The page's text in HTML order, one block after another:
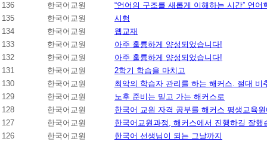
136
한국어교원
“언어의 구조를 새롭게 이해하는 시간” 언
135
한국어교원
시험
134
한국어교원
웹교재
133
한국어교원
아주 훌륭하게 양성되었습니다!
132
한국어교원
아주 훌륭하게 양성되었습니다!
131
한국어교원
2학기 학습을 마치고
130
한국어교원
최악의 학습자 관리를 하는 해커스. 절대 비
129
한국어교원
노후 준비는 믿고 가는 해커스로
128
한국어교원
한국어 교원 자격 공부를 해커스 평생교육
127
한국어교원
한국어교원과정, 해커스에서 진행하길 잘했
126
한국어교원 한국어 선생님이 되는 그날까지